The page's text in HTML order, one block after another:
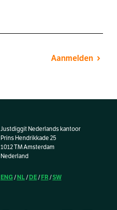
Aanmelden
Justdiggit Nederlands kantoor
Prins Hendrikkade 25
1012 TM Amsterdam
Nederland
ENG / NL/ DE/ FR/SW